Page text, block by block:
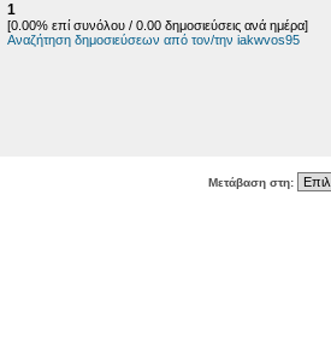
1
[0.00% επί συνόλου / 0.00 δημοσιεύσεις ανά ημέρα]
Αναζήτηση δημοσιεύσεων από τον/την iakwvos95
Μετάβαση στη: